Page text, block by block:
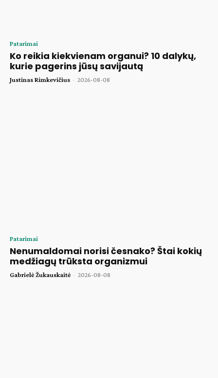
Patarimai
Ko reikia kiekvienam organui? 10 dalykų,
kurie pagerins jūsų savijautą
Justinas Rimkevičius - 2026-08-08
Patarimai
Nenumaldomai norisi česnako? Štai kokių
medžiagų trūksta organizmui
Gabrielė Žukauskaitė - 2026-08-08